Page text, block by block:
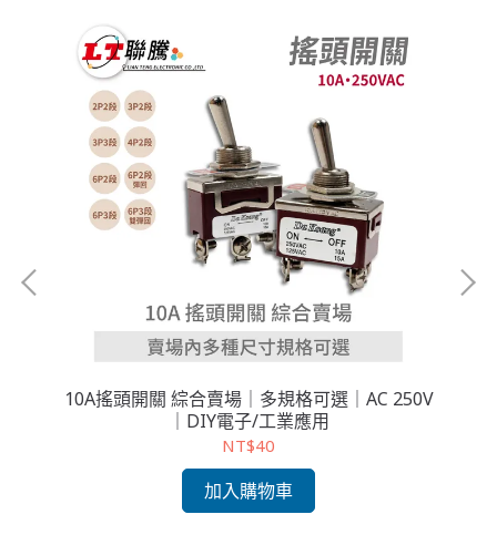
10A搖頭開關 綜合賣場｜多規格可選｜AC 250V
｜DIY電子/工業應用
NT$40
加入購物車